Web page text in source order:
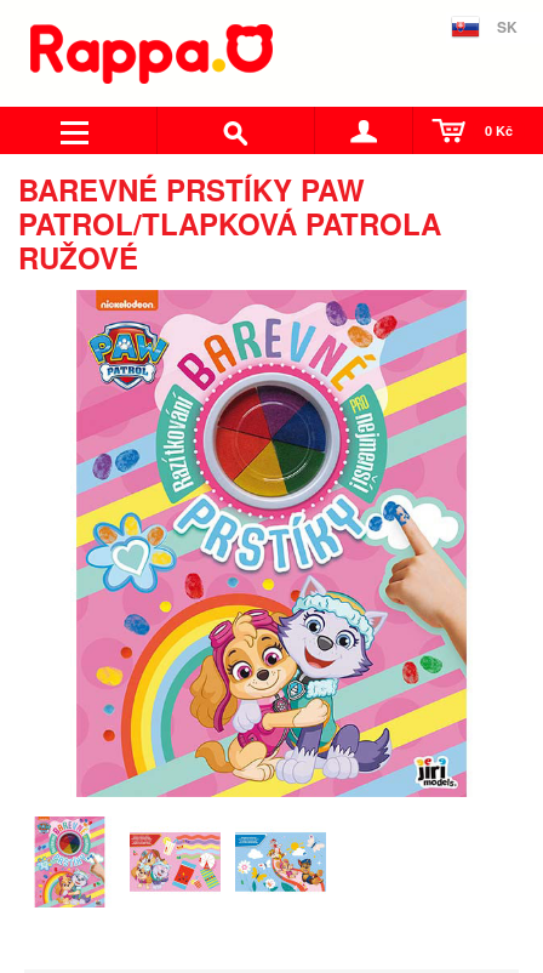
SK
0 Kč
BAREVNÉ PRSTÍKY PAW
PATROL/TLAPKOVÁ PATROLA
RUŽOVÉ